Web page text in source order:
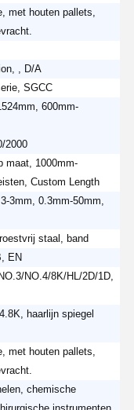
met houten pallets,
, D/A
SGCC
600mm-
2000
maat, 1000mm-
Custom Length
3mm, 0.3mm-50mm,
staal, band
EN
NO.4/8K/HL/2D/1D,
haarlijn spiegel
met houten pallets,
chemische